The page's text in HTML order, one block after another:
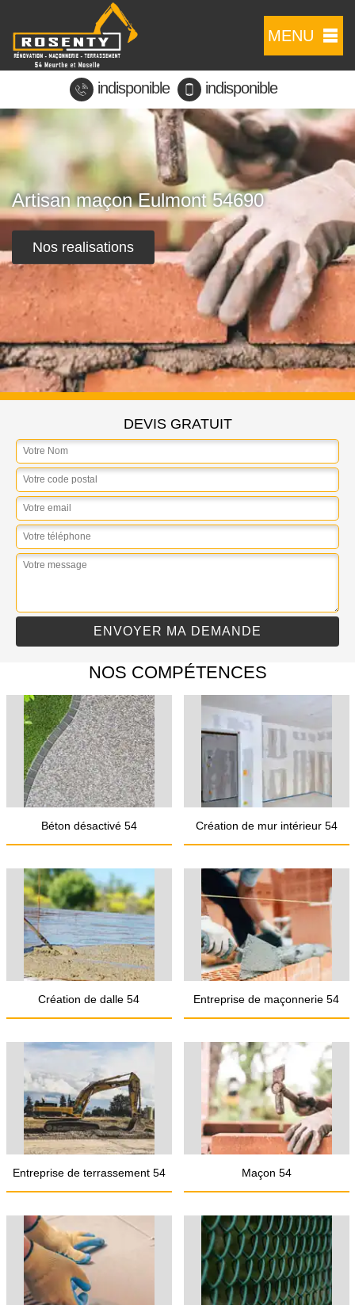
MENU
indisponible indisponible
Artisan maçon Eulmont 54690
Nos realisations
DEVIS GRATUIT
NOS COMPÉTENCES
Béton désactivé 54 Création de mur intérieur 54
Création de dalle 54 Entreprise de maçonnerie 54
Entreprise de terrassement 54 Maçon 54